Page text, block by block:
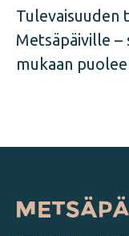
Tulevaisuuden
Metsäpäiville
mukaan